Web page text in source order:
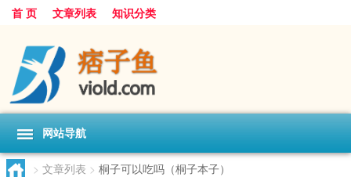
首 页 文章列表 知识分类
网站导航
> 文章列表 > 桐子可以吃吗（桐子本子）